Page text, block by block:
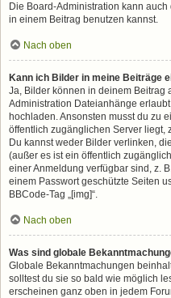
Die Board-Administration kann
in einem Beitrag benutzen kannst.
Nach oben
Kann ich Bilder in meine Beiträge
Ja, Bilder können in deinem Beitrag
Administration Dateianhänge
hochladen. Ansonsten musst du zu
öffentlich zugänglichen Server liegt,
Du kannst weder Bilder verlinken,
(außer es ist ein öffentlich
einer Anmeldung verfügbar sind, z.
einem Passwort geschützte Seiten
BBCode-Tag „[img]“.
Nach oben
Was sind globale
Globale Bekanntmachungen
solltest du sie so bald wie möglich
erscheinen ganz oben in jedem